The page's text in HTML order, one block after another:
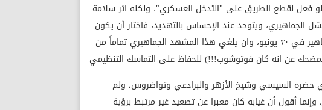
ولو فعل لقطع الطريق على "التدخل العسكري"، ولكنه اثر سلامة
الجماهيري، ويتوحد عند الإحساس بالتهديد، فاختار أن يكون
الخروج بيد الجيش في ٣ يوليو لا بيد الجماهير في ٣٠ يونيو، وان يلغي هذا المشهد الجماهيري تماماً من
عن انه كان فوتوشوب!!!) للحفاظ على التماسك التنظيمي
الذي حضره السيسي وشيخ الأزهر والبرادعي وتواضروس، ولم
أقول أن غيابه كان معبرا عن تصعيد غير مرتبط برؤية